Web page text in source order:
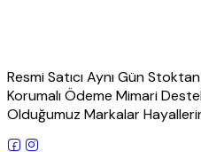
Resmi Satıcı Aynı Gün
Korumalı Ödeme Mimari
Olduğumuz Markalar